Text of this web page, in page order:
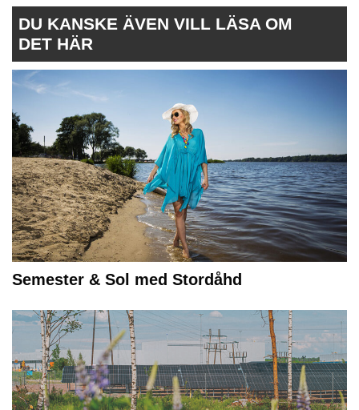
DU KANSKE ÄVEN VILL LÄSA OM
DET HÄR
Semester & Sol med Stordåhd